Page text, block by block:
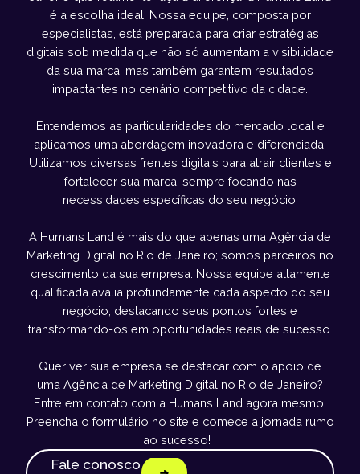
é a escolha ideal. Nossa equipe, composta por
especialistas, está preparada para criar estratégias
digitais sob medida que não só aumentam a visibilidade
da sua marca, mas também garantem resultados
impactantes no cenário competitivo da cidade.
Entendemos as particularidades do mercado local e
aplicamos uma abordagem inovadora e diferenciada.
Utilizamos diversas frentes digitais para atrair clientes e
fortalecer sua marca, sempre focando nas
necessidades específicas do seu negócio.
A Humans Land é mais do que apenas uma Agência de
Marketing Digital no Rio de Janeiro; somos parceiros no
crescimento da sua empresa. Nossa equipe altamente
qualificada avalia profundamente cada aspecto do seu
negócio, destacando seus pontos fortes e
transformando-os em oportunidades reais de sucesso.
Quer ver sua empresa se destacar com o apoio de
uma Agência de Marketing Digital no Rio de Janeiro?
Entre em contato com a Humans Land agora mesmo.
Preencha o formulário no site e comece a jornada rumo
ao sucesso!
Fale conosco